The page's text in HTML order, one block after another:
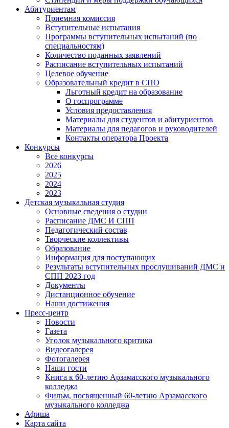
Абитуриентам
Приемная комиссия
Вступительные испытания
Программы вступительных испытаний (по
специальностям)
Количество поданных заявлений
Расписание вступительных испытаний
Целевое обучение
Образовательный кредит в СПО
Льготный кредит на образование
О госпрограмме
Условия предоставления
Материалы для студентов и абитуриентов
Материалы для педагогов и руководителей
Контакты оператора Проекта
Конкурсы
Все конкурсы
2026
2025
2024
2023
Детская музыкальная студия
Основные сведения о студии
Расписание ДМС И СПП
Педагогический состав
Творческие коллективы
Образование
Информация для поступающих
Результаты вступительных прослушиваний ДМС и
СПП 2023 год
Документы
Дистанционное обучение
Наши достижения
Пресс-центр
Новости
Газета
Уголок музыкального критика
Видеогалерея
Фотогалерея
Наши гости
Книга к 60-летию Арзамасского музыкального
колледжа
Фильм, посвященный 60-летию Арзамасского
музыкального колледжа
Афиша
Карта сайта